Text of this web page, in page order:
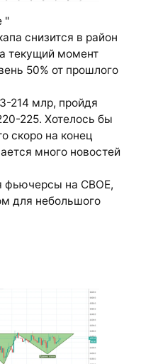
"
снизится в район
текущий момент
50% от прошлого
214 млр, пройдя
225. Хотелось бы
скоро на конец
много новостей
фьючерсы на СВОЕ,
для небольшого